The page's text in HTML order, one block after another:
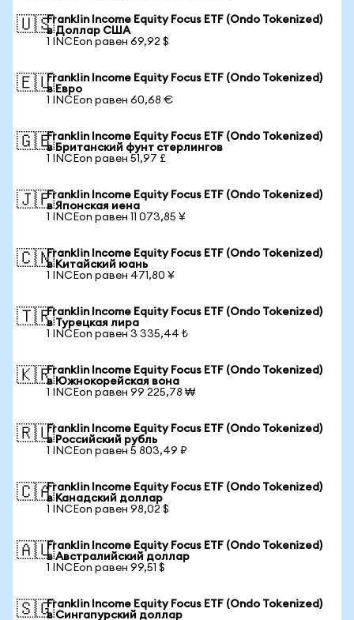
🇺🇸Franklin Income Equity Focus ETF (Ondo Tokenized)
в Доллар США
1 INCEon равен 69,92 $
🇪🇺Franklin Income Equity Focus ETF (Ondo Tokenized)
в Евро
1 INCEon равен 60,68 €
🇬🇧Franklin Income Equity Focus ETF (Ondo Tokenized)
в Британский фунт стерлингов
1 INCEon равен 51,97 £
🇯🇵Franklin Income Equity Focus ETF (Ondo Tokenized)
в Японская иена
1 INCEon равен 11 073,85 ¥
🇨🇳Franklin Income Equity Focus ETF (Ondo Tokenized)
в Китайский юань
1 INCEon равен 471,80 ¥
🇹🇷Franklin Income Equity Focus ETF (Ondo Tokenized)
в Турецкая лира
1 INCEon равен 3 335,44 ₺
🇰🇷Franklin Income Equity Focus ETF (Ondo Tokenized)
в Южнокорейская вона
1 INCEon равен 99 225,78 ₩
🇷🇺Franklin Income Equity Focus ETF (Ondo Tokenized)
в Российский рубль
1 INCEon равен 5 803,49 ₽
🇨🇦Franklin Income Equity Focus ETF (Ondo Tokenized)
в Канадский доллар
1 INCEon равен 98,02 $
🇦🇺Franklin Income Equity Focus ETF (Ondo Tokenized)
в Австралийский доллар
1 INCEon равен 99,51 $
🇸🇬Franklin Income Equity Focus ETF (Ondo Tokenized)
в Сингапурский доллар